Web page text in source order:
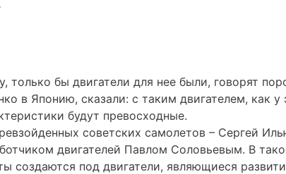
бы двигатели для нее были, говорят
в Японию, сказали: с таким двигателем, как
будут превосходные.
советских самолетов – Сергей
двигателей Павлом Соловьевым. В
создаются под двигатели, являющиеся